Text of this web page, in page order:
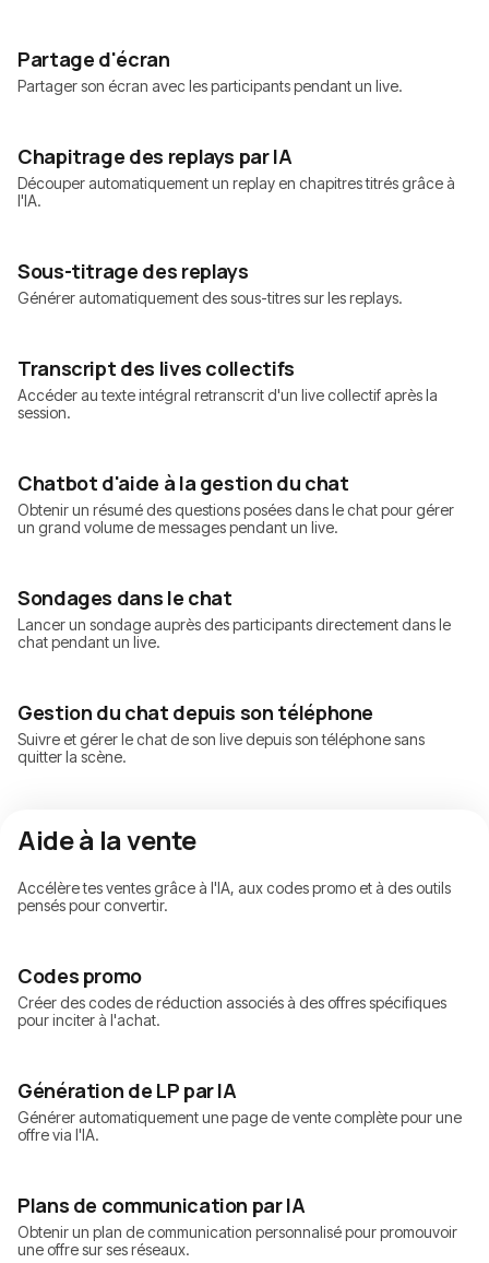
Partage d'écran
Partager son écran avec les participants pendant un live.
Chapitrage des replays par IA
Découper automatiquement un replay en chapitres titrés grâce à
l'IA.
Sous-titrage des replays
Générer automatiquement des sous-titres sur les replays.
Transcript des lives collectifs
Accéder au texte intégral retranscrit d'un live collectif après la
session.
Chatbot d'aide à la gestion du chat
Obtenir un résumé des questions posées dans le chat pour gérer
un grand volume de messages pendant un live.
Sondages dans le chat
Lancer un sondage auprès des participants directement dans le
chat pendant un live.
Gestion du chat depuis son téléphone
Suivre et gérer le chat de son live depuis son téléphone sans
quitter la scène.
Aide à la vente
Accélère tes ventes grâce à l'IA, aux codes promo et à des outils
pensés pour convertir.
Codes promo
Créer des codes de réduction associés à des offres spécifiques
pour inciter à l'achat.
Génération de LP par IA
Générer automatiquement une page de vente complète pour une
offre via l'IA.
Plans de communication par IA
Obtenir un plan de communication personnalisé pour promouvoir
une offre sur ses réseaux.